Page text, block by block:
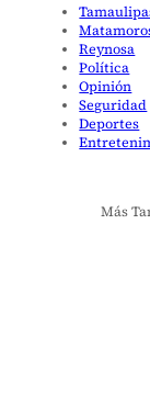
Reynosa
Política
Opinión
Seguridad
Deportes
Más